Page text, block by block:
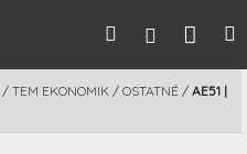
Hľadať
/ TEM EKONOMIK / OSTATNÉ / AE51 |